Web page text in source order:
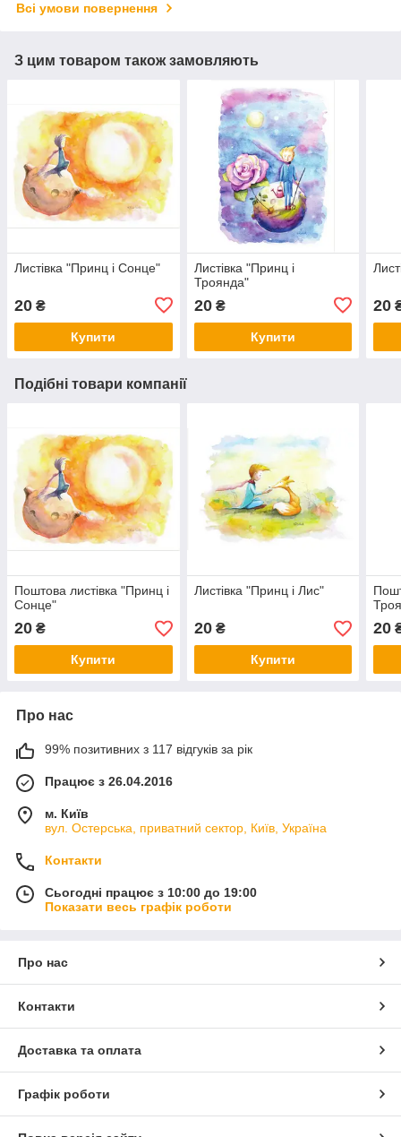
Всі умови повернення
З цим товаром також замовляють
Листівка "Принц і Сонце"
20 ₴
Купити
Листівка "Принц і
Троянда"
20₴
Купити
20
Подібні товари компанії
Поштова листівка "Принц і
Сонце"
20 ₴
Купити
Листівка "Принц і Лис"
20₴
Купити
20
Про нас
99% позитивних з 117 відгуків за рік
Працює з 26.04.2016
м. Київ
вул. Остерська, приватний сектор, Київ, Україна
Контакти
Сьогодні працює з 10:00 до 19:00
Показати весь графік роботи
Про нас
Контакти
Доставка та оплата
Графік роботи